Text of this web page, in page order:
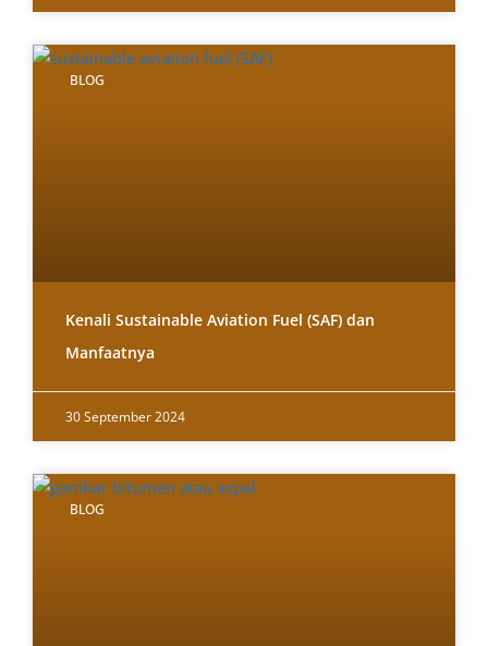
BLOG
Kenali Sustainable Aviation Fuel (SAF) dan
Manfaatnya
30 September 2024
BLOG